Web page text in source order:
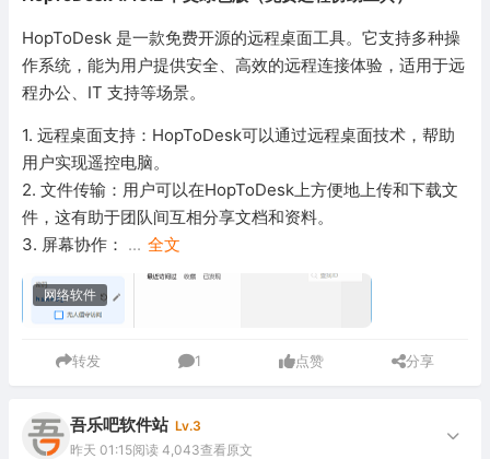
HopToDesk 是一款免费开源的远程桌面工具。它支持多种操
作系统，能为用户提供安全、高效的远程连接体验，适用于远
程办公、IT 支持等场景。
1. 远程桌面支持：HopToDesk可以通过远程桌面技术，帮助
用户实现遥控电脑。
2. 文件传输：用户可以在HopToDesk上方便地上传和下载文
件，这有助于团队间互相分享文档和资料。
3. 屏幕协作： ... 全文
网络软件
转发 1 点赞 分享
吾乐吧软件站 Lv.3
昨天 01:15阅读 4,043查看原文